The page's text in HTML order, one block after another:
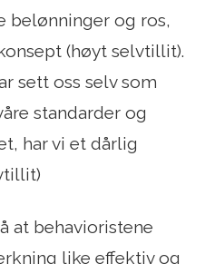
belønninger og ros,
(høyt selvtillit).
sett oss selv som
standarder og
har vi et dårlig
at behavioristene
like effektiv og